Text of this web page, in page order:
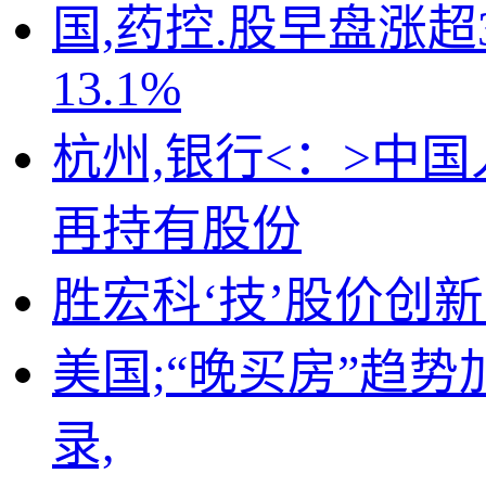
国,药控.股早盘涨
13.1%
杭州,银行<：>中
再持有股份
胜宏科‘技’股价创
美国;“晚买房”趋
录,